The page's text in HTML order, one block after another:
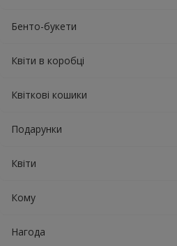
Бенто-букети
Квіти в коробці
Квіткові кошики
Подарунки
Квіти
Кому
Нагода